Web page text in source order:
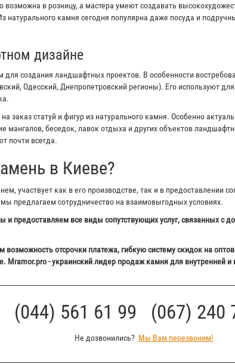
возможна в розницу, а мастера умеют создавать
натурального камня сегодня популярна даже посуда и
дизайне
для создания ландшафтных проектов. В особенности
Одесский, Днепропетровский регионы). Его используют
заказ статуй и фигур из натурального камня. Особенно
мангалов, беседок, лавок отдыха и других объектов
почти всегда.
в Киеве?
участвует как в его производстве, так и в предоставлении
предлагаем сотрудничество на взаимовыгодных условиях.
предоставляем все виды сопутствующих услуг, связанных с
отсрочки платежа, гибкую систему скидок на
Mramor.pro - украинский лидер продаж камня для внутренней
(044) 561 61 99 (067) 240
Не дозвонились? Мы Вам перезвоним!